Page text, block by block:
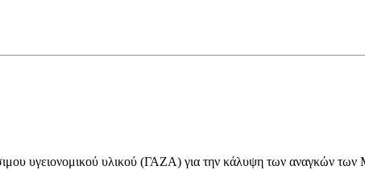
υγειονομικού υλικού (ΓΑΖΑ) για την κάλυψη των αναγκών των